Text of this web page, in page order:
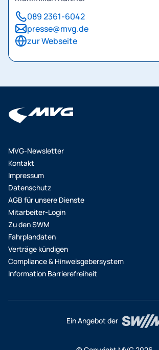
089 2361-6042
presse@mvg.de
zur Webseite
MVG-Newsletter
Kontakt
Impressum
Datenschutz
AGB für unsere Dienste
Mitarbeiter-Login
Zu den SWM
Fahrplandaten
Verträge kündigen
Compliance & Hinweisgebersystem
Information Barrierefreiheit
Ein Angebot der